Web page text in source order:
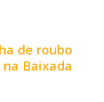
de roubo
na Baixada